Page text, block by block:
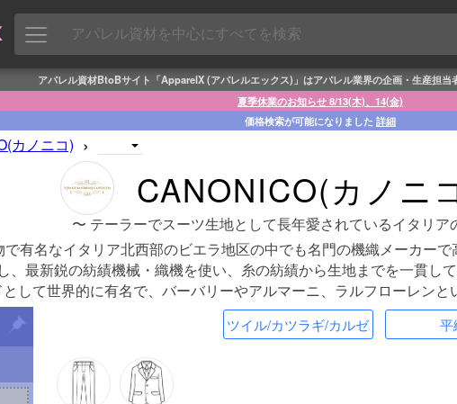
アパレル資材BtoBサイト「ApparelX (アパレルエックス)」はアパレル業界の企画・生産担当
夏季休業のお知らせ 8/13(木)、14(金)
価格検索が可能になりました 詳細
カノニコ) ›
CANONICO(カノニ
〜 テーラーでスーツ生地として長年愛されているイタリア
有名なイタリア北西部のビエラ地区の中でも名門の機織メーカー
、最新鋭の紡績機械・織機を使い、糸の紡績から生地までを一貫し
して世界的に有名で、バーバリーやアルマーニ、ラルフローレンと
ツイル/カツラギ/カルゼ 平